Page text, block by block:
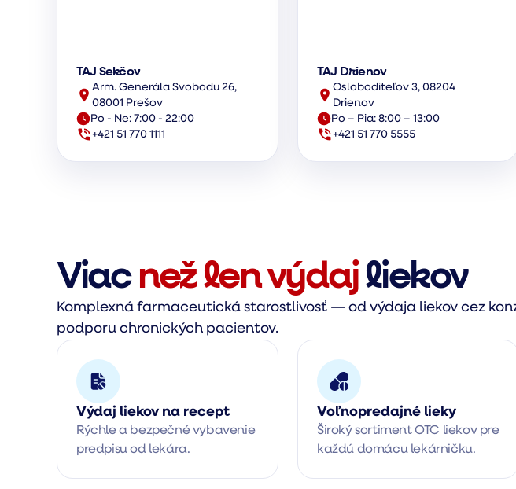
TAJ Sekčov
Arm. Generála Svobodu 26,
08001 Prešov
Po - Ne: 7:00 - 22:00
+421 51 770 1111
TAJ Drienov
Osloboditeľov 3, 08204
Drienov
Po – Pia: 8:00 – 13:00
+421 51 770 5555
Viac než len výdajliekov
Komplexná farmaceutická starostlivosť — od výdaja liekov cez
podporu chronických pacientov.
Výdaj liekov na recept
Rýchle a bezpečné vybavenie
predpisu od lekára.
Voľnopredajné lieky
Široký sortiment OTC liekov pre
každú domácu lekárničku.